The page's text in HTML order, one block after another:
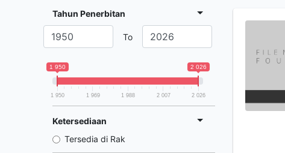
Tahun Penerbitan
To
1 950 2 026
1 950 1 969 1 988 2 007 2 026
Ketersediaan
Tersedia di Rak